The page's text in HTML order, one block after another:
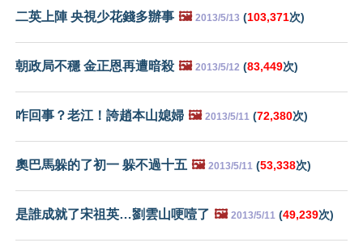
二英上陣 央視少花錢多辦事 🖼️ 2013/5/13 (103,371次)
朝政局不穩 金正恩再遭暗殺 🖼️ 2013/5/12 (83,449次)
咋回事？老江！誇趙本山媳婦 🖼️ 2013/5/11 (72,380次)
奧巴馬躲的了初一 躲不過十五 🖼️ 2013/5/11 (53,338次)
是誰成就了宋祖英…劉雲山哽噎了 🖼️ 2013/5/11 (49,239次)